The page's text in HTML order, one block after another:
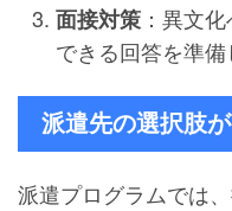
面接対策 ：異文
できる回答を準備
派遣先の選択肢
派遣プログラムでは